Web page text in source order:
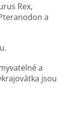
Rex,
a
a
jsou